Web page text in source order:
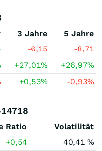
3 Jahre
5 Jahre
-6,15
-8,71
+27,01% +26,97%
+0,53% -0,93%
Ratio
Volatilität
+0,54
40,41 %